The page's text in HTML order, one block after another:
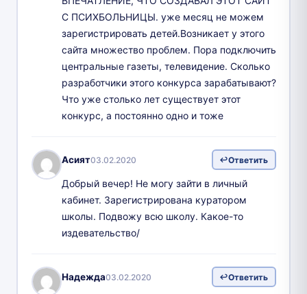
С ПСИХБОЛЬНИЦЫ. уже месяц не можем
зарегистрировать детей.Возникает у этого
сайта множество проблем. Пора подключить
центральные газеты, телевидение. Сколько
разработчики этого конкурса зарабатывают?
Что уже столько лет существует этот
конкурс, а постоянно одно и тоже
Асият03.02.2020 Ответить
Добрый вечер! Не могу зайти в личный
кабинет. Зарегистрирована куратором
школы. Подвожу всю школу. Какое-то
издевательство/
Надежда03.02.2020 Ответить